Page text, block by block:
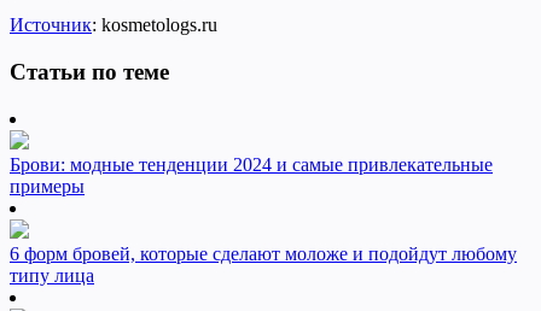
Источник: kosmetologs.ru
Статьи по теме
Брови: модные тенденции 2024 и самые привлекательные
примеры
6 форм бровей, которые сделают моложе и подойдут любому
типу лица